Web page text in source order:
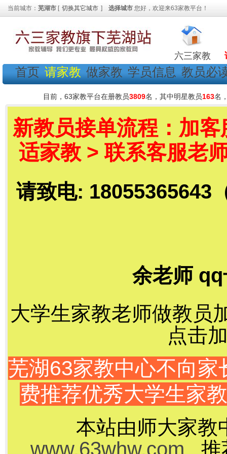
当前城市： 芜湖市 [ 切换其它城市 ] 选择城市 您好，欢迎来63家教平台！
六三家教
首页 请家教 做家教 学员信息 教员必
目前，63家教平台在册教员3809名，其中明星教员163名
新教员接单流程：加
适家教 > 联系客服老
请致电: 18055365643
余老师
大学生家教老师做教员
点击
芜湖63家教中心不向
费推荐优秀大学生家
本站由师大家教
www.63whw.com 推